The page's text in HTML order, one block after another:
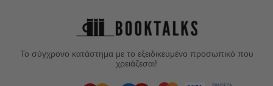
Το σύγχρονο κατάστημα με το εξειδικευμένο προσωπικό που
χρειάζεσαι!